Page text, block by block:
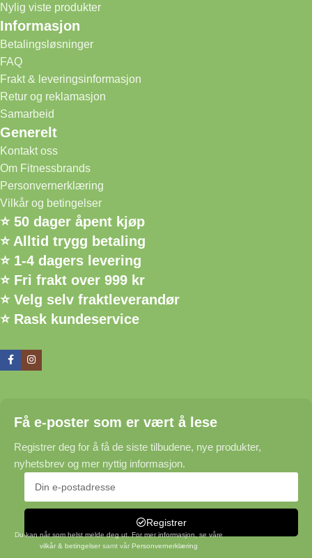
Nylig viste produkter
Informasjon
Betalingsløsninger
FAQ
Frakt & leveringsinformasjon
Retur og reklamasjon
Samarbeid
Generelt
Kontakt oss
Om Fitnessbrands
Personvernerklæring
Vilkår og betingelser
⭐ 50 dager åpent kjøp
⭐ Alltid trygg betaling
⭐ 1-4 dagers levering
⭐ Fri frakt over 999 kr
⭐ Velg selv fraktleverandør
⭐ Rask kundeservice
Få e-poster som er vært å lese
Registrer deg for å få de siste tilbudene, nye produkter,
nyhetsbrev og mer nyttig informasjon.
Registrer
Du kan når som helst melde deg ut. For mer informasjon, se våre
vilkår & betingelsersamt vår Personvernerklæring